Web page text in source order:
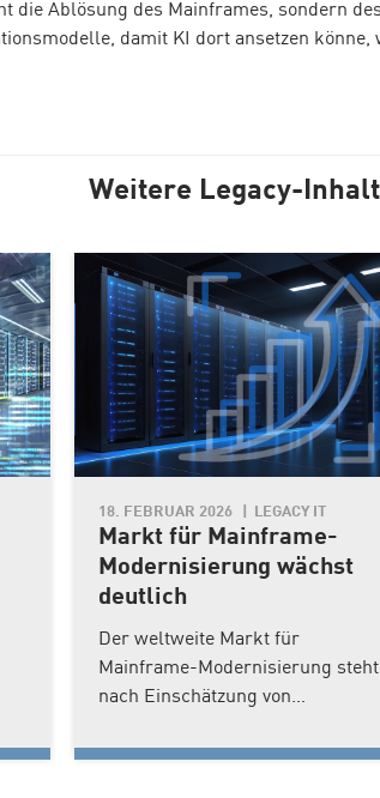
die Ablösung des Mainframes, sondern
damit KI dort ansetzen könne,
Weitere Legacy-
18. FEBRUAR 2026 LEGACY IT
Markt für Mainframe-
Modernisierung wächst
deutlich
Der weltweite Markt für
Mainframe-Modernisierung steht
nach Einschätzung von